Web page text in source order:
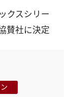
クスシリー
賛社に決定